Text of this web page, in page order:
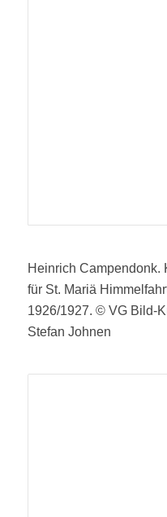
Heinrich Campendonk.
für St. Mariä
1926/1927. © VG Bild-
Stefan Johnen